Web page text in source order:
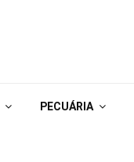
PECUÁRIA